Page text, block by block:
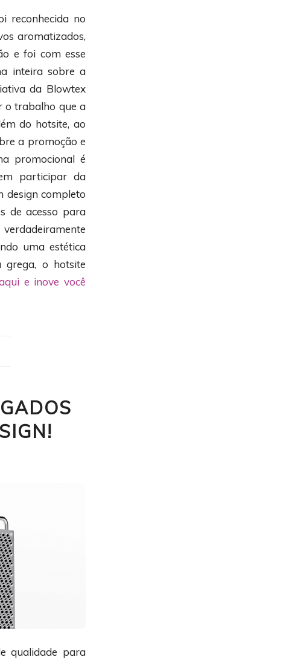
reconhecida no
aromatizados,
e foi com esse
inteira sobre a
da Blowtex
o trabalho que a
do hotsite, ao
a promoção e
promocional é
participar da
design completo
de acesso para
uma estética
grega, o hotsite
e inove você
qualidade para